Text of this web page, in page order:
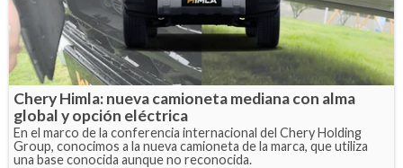
Chery Himla: nueva camioneta mediana con alma
global y opción eléctrica
En el marco de la conferencia internacional del Chery Holding
Group, conocimos a la nueva camioneta de la marca, que utiliza
una base conocida aunque no reconocida.